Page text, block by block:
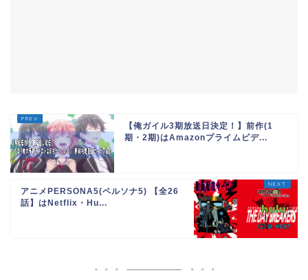
【俺ガイル3期放送日決定！】前作(1
期・2期)はAmazonプライムビデ...
アニメPERSONA5(ペルソナ5) 【全26
話】はNetflix・Hu...